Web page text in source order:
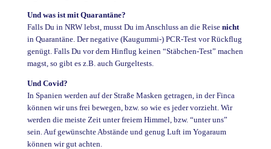
Und was ist mit Quarantäne?
Falls Du in NRW lebst, musst Du im Anschluss an die Reise nicht
in Quarantäne. Der negative (Kaugummi-) PCR-Test vor Rückflug
genügt. Falls Du vor dem Hinflug keinen “Stäbchen-Test” machen
magst, so gibt es z.B. auch Gurgeltests.
Und Covid?
In Spanien werden auf der Straße Masken getragen, in der Finca
können wir uns frei bewegen, bzw. so wie es jeder vorzieht. Wir
werden die meiste Zeit unter freiem Himmel, bzw. “unter uns”
sein. Auf gewünschte Abstände und genug Luft im Yogaraum
können wir gut achten.